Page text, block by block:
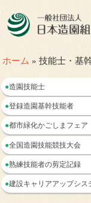
ホーム » 技能士・基
●造園技能士
●登録造園基幹技能者
●都市緑化かごしまフェア
●全国造園技能競技大会
●熟練技能者の剪定記録
●建設キャリアアップシス